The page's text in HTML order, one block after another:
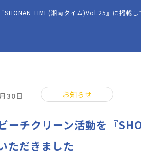
SHONAN TIME(湘南タイム)Vol.25』に掲載し
30日 お知らせ
ーチクリーン活動を『
ただきました